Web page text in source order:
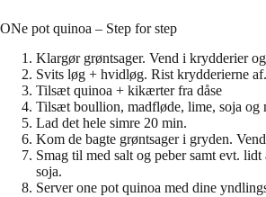
ONe pot quinoa – Step for step
Klargør grøntsager. Vend i krydderier
Svits løg + hvidløg. Rist krydderierne af.
Tilsæt quinoa + kikærter fra dåse
Tilsæt boullion, madfløde, lime, soja og
Lad det hele simre 20 min.
Kom de bagte grøntsager i gryden.
Smag til med salt og peber samt evt.
soja.
Server one pot quinoa med dine